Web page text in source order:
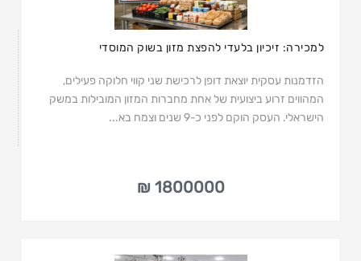
למכירה: זיכיון בלעדי להפצת מזון בשוק המוסדי
הזדמנות עסקית יוצאת דופן לרכישת שני קווי חלוקה פעילים,
המהווים זרוע ביצועית של אחת מחברות המזון המובילות במשק
הישראלי. העסק הוקם לפני כ-9 שנים וצמח בא...
1800000 ₪